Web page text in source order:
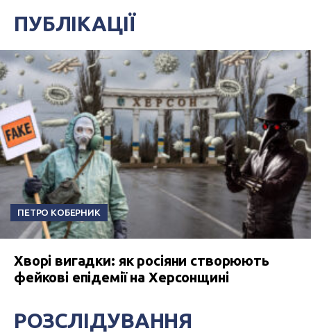
ПУБЛІКАЦІЇ
ПЕТРО КОБЕРНИК
Хворі вигадки: як росіяни створюють
фейкові епідемії на Херсонщині
РОЗСЛІДУВАННЯ